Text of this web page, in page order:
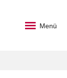
Menü